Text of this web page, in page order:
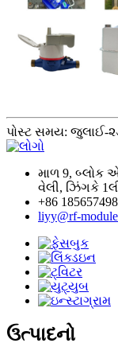
પોસ્ટ સમય: જુલાઈ-
માળ 9, બ્લોક
વેલી, ઝિંગકે
+86
liyy@rf-
ઉત્પાદનો